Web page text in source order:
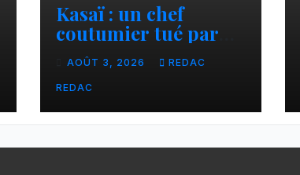
Kasaï : un chef
coutumier tué par
balle par un policier
à Kamuesha, la
tension monte
AOÛT 3, 2026 REDAC
REDAC